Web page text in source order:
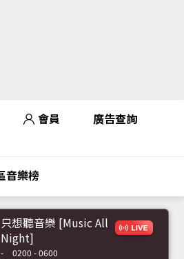
會員 廣告查詢
音樂榜
只想聽音樂 [Music All
Night]
- 0200 - 0600